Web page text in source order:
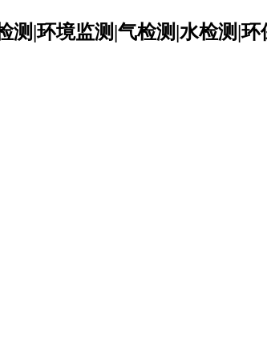
测|环境监测|气检测|水检测|环